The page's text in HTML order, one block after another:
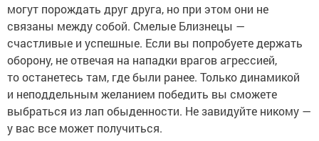
могут порождать друг друга, но при этом они не
связаны между собой. Смелые Близнецы —
счастливые и успешные. Если вы попробуете держать
оборону, не отвечая на нападки врагов агрессией,
то останетесь там, где были ранее. Только динамикой
и неподдельным желанием победить вы сможете
выбраться из лап обыденности. Не завидуйте никому —
у вас все может получиться.